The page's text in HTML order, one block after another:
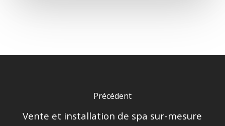
Précédent
Vente et installation de spa sur-mesure